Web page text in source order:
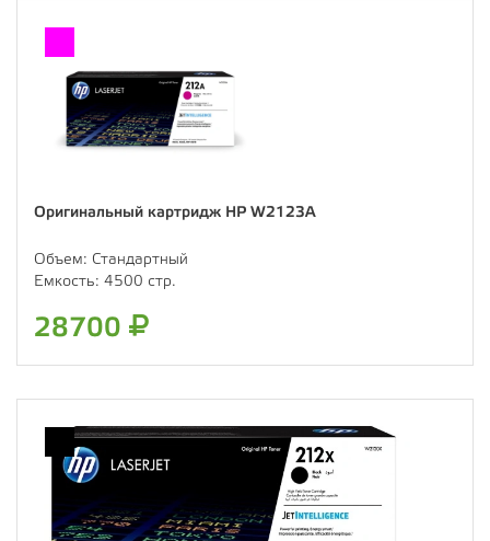
Оригинальный картридж HP W2123A
Объем: Стандартный
Емкость: 4500 стр.
28700